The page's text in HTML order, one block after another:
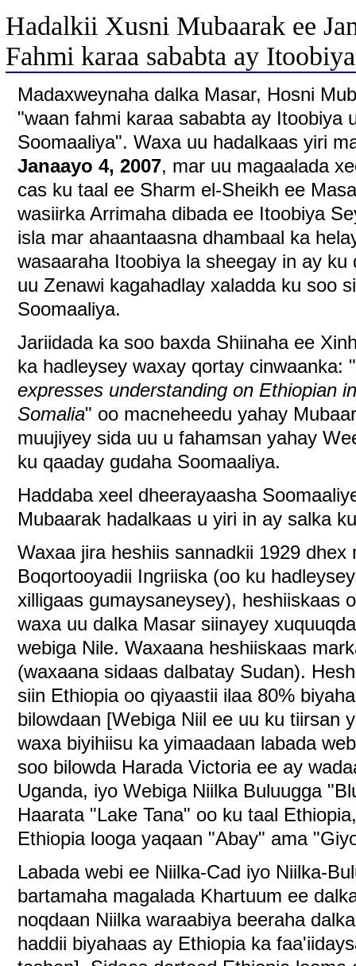
Hadalkii Xusni Mubaarak ee
Fahmi karaa sababta ay
Madaxweynaha dalka Masar, Hosni
"waan fahmi karaa sababta ay Itoobiya
Soomaaliya". Waxa uu hadalkaas yiri
Janaayo 4, 2007, mar uu magaalada
cas ku taal ee Sharm el-Sheikh ee
wasiirka Arrimaha dibada ee Itoobiya
isla mar ahaantaasna dhambaal ka
wasaaraha Itoobiya la sheegay in ay ku
uu Zenawi kagahadlay xaladda ku soo
Soomaaliya.
Jariidada ka soo baxda Shiinaha ee
ka hadleysey waxay qortay cinwaanka: "
expresses understanding on Ethiopian
Somalia" oo macneheedu yahay
muujiyey sida uu u fahamsan yahay
ku qaaday gudaha Soomaaliya.
Haddaba xeel dheerayaasha
Mubaarak hadalkaas u yiri in ay salka
Waxaa jira heshiis sannadkii 1929 dhex
Boqortooyadii Ingriiska (oo ku
xilligaas gumaysaneysey), heshiiskaas
waxa uu dalka Masar siinayey
webiga Nile. Waxaana heshiiskaas
(waxaana sidaas dalbatay Sudan).
siin Ethiopia oo qiyaastii ilaa 80%
bilowdaan [Webiga Niil ee uu ku tiirsan
waxa biyihiisu ka yimaadaan labada
soo bilowda Harada Victoria ee ay
Uganda, iyo Webiga Niilka Buluugga
Haarata "Lake Tana" oo ku taal
Ethiopia looga yaqaan "Abay" ama
Labada webi ee Niilka-Cad iyo Niilka-
bartamaha magalada Khartuum ee
noqdaan Niilka waraabiya beeraha
haddii biyahaas ay Ethiopia ka